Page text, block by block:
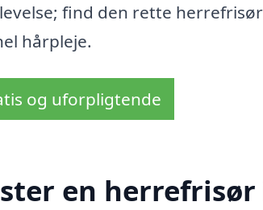
find den rette
hårpleje.
og uforpligtende
en herrefrisør